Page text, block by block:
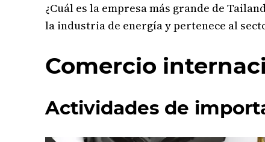
¿Cuál es la empresa más grande de
la industria de energía y pertenece al
Comercio
Actividades de